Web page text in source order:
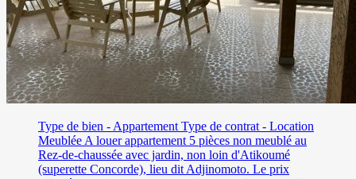
Type de bien - Appartement Type de contrat - Location
Meublée A louer appartement 5 pièces non meublé au
Rez-de-chaussée avec jardin, non loin d'Atikoumé
(superette Concorde), lieu dit Adjinomoto. Le prix